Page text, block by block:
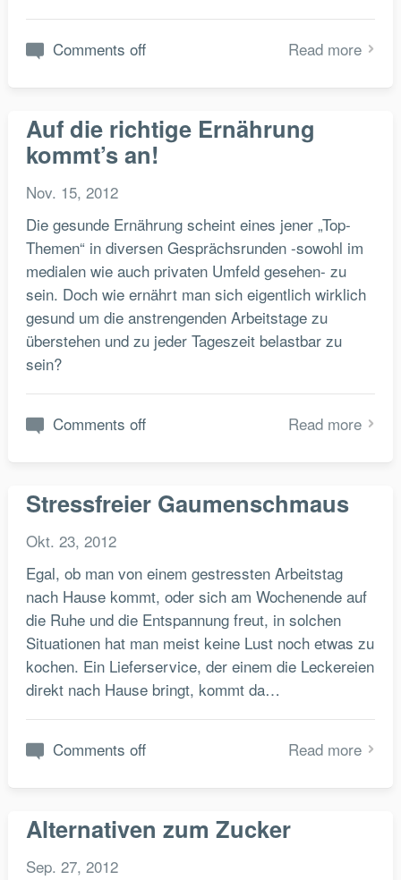
Comments off Read more
Auf die richtige Ernährung
kommt’s an!
Nov. 15, 2012
Die gesunde Ernährung scheint eines jener „Top-
Themen“ in diversen Gesprächsrunden -sowohl im
medialen wie auch privaten Umfeld gesehen- zu
sein. Doch wie ernährt man sich eigentlich wirklich
gesund um die anstrengenden Arbeitstage zu
überstehen und zu jeder Tageszeit belastbar zu
sein?
Comments off Read more
Stressfreier Gaumenschmaus
Okt. 23, 2012
Egal, ob man von einem gestressten Arbeitstag
nach Hause kommt, oder sich am Wochenende auf
die Ruhe und die Entspannung freut, in solchen
Situationen hat man meist keine Lust noch etwas zu
kochen. Ein Lieferservice, der einem die Leckereien
direkt nach Hause bringt, kommt da…
Comments off Read more
Alternativen zum Zucker
Sep. 27, 2012